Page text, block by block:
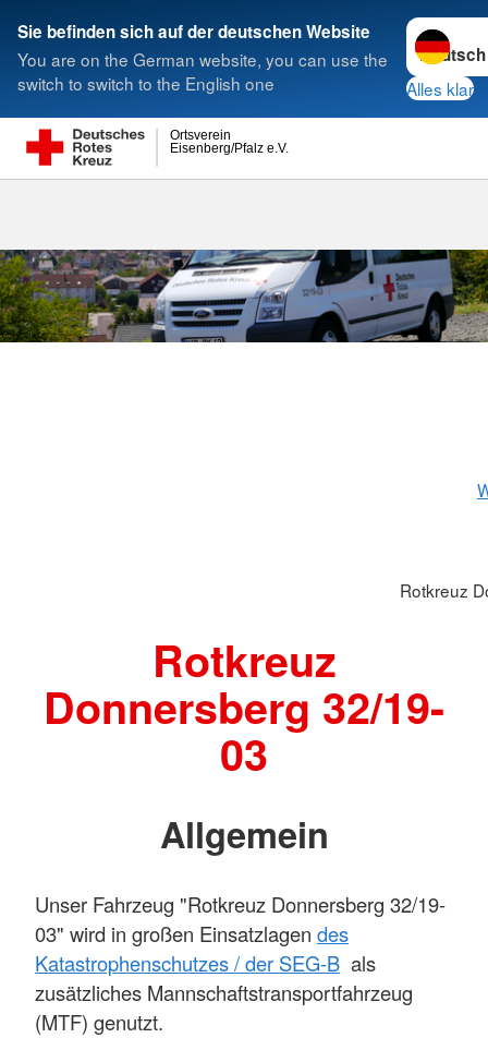
Sie befinden sich auf der deutschen Website
You are on the German website, you can use the
switch to switch to the English one
Sprache
Alles klar
Eisenberg/Pfalz e.V.
Ortsverein
Suche
Rotkreuz
Rotkreuz
Donnersberg 32/19-
03
Allgemein
Unser Fahrzeug "Rotkreuz Donnersberg 32/19-
03" wird in großen Einsatzlagen des
Katastrophenschutzes / der SEG-B als
zusätzliches Mannschaftstransportfahrzeug
(MTF) genutzt.